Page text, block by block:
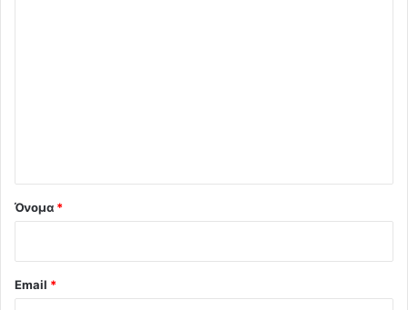
Όνομα *
Email *